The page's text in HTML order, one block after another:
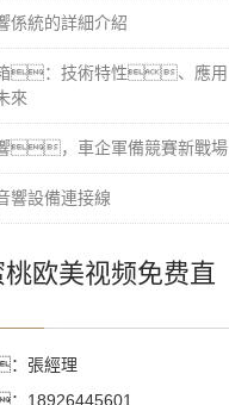
係統的詳細介紹
：技術特性、應用
來
，車企軍備競賽新戰場
響設備連接線
欧美视频免费直
張經理
18926445601